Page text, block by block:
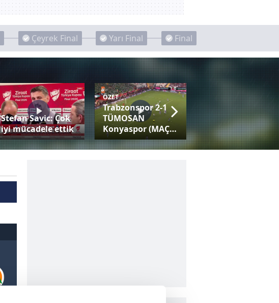
Çeyrek Final Yarı Final Final
Stefan Savic: Çok
iyi mücadele ettik
ÖZET
Trabzonspor 2-1
TÜMOSAN
Konyaspor (MAÇ
SONUCU-ÖZET)
Fatih Tekke:
Trabzonspor gibi
bir camiayla her
kupaya adaysınız!